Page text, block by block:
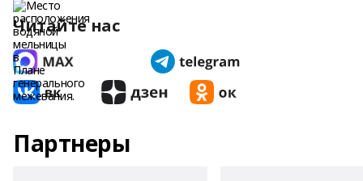
Читайте нас
Партнеры